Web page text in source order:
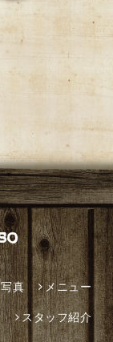
写真 メニュー
スタッフ紹介